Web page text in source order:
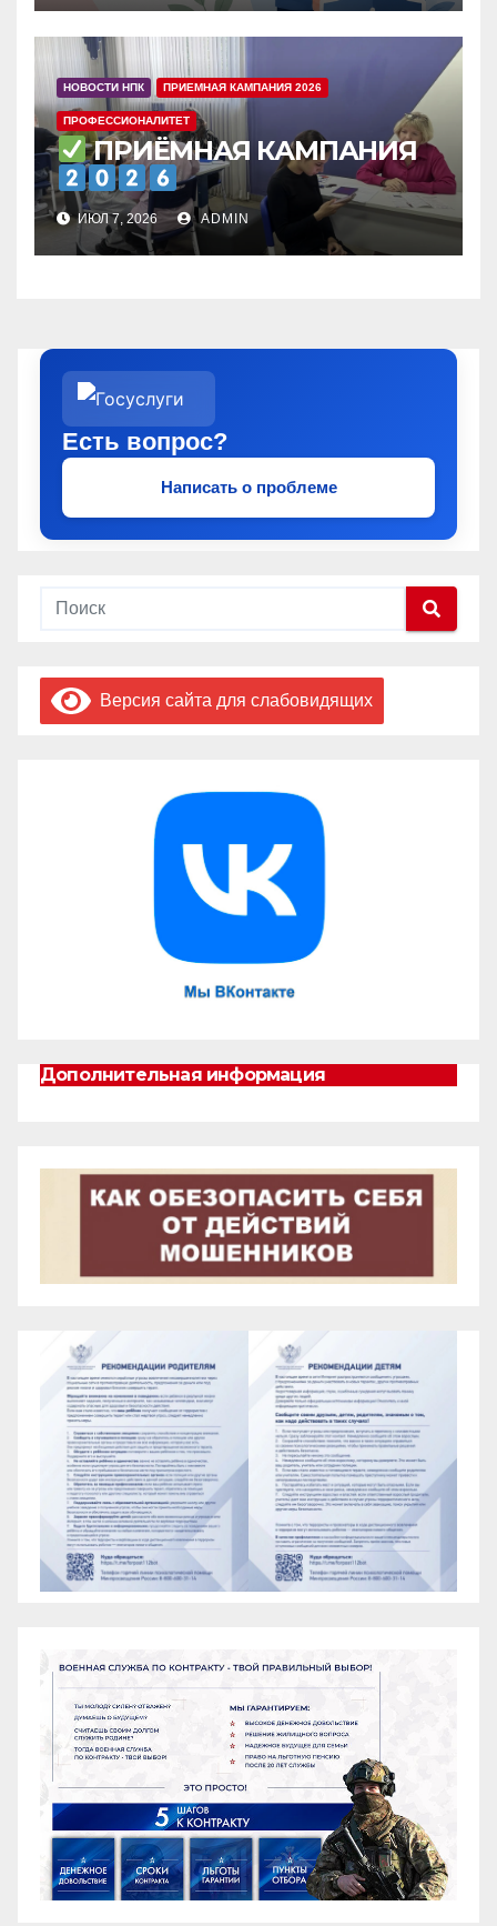
НОВОСТИ НПК ПРИЕМНАЯ КАМПАНИЯ 2026
ПРОФЕССИОНАЛИТЕТ
ПРИЁМНАЯ КАМПАНИЯ
ИЮЛ 7, 2026 ADMIN
Есть вопрос?
Написать о проблеме
Версия сайта для слабовидящих
Дополнительная информация